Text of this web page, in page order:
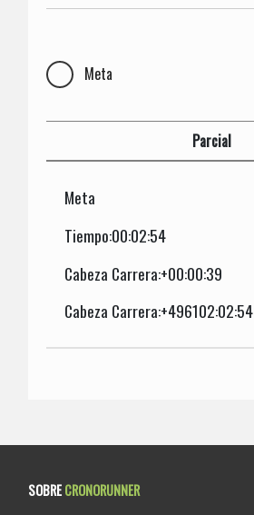
Meta
Parcial
Meta
Tiempo:00:02:54
Cabeza Carrera:+00:00:39
Cabeza Carrera:+496102:02:54
SOBRECRONORUNNER